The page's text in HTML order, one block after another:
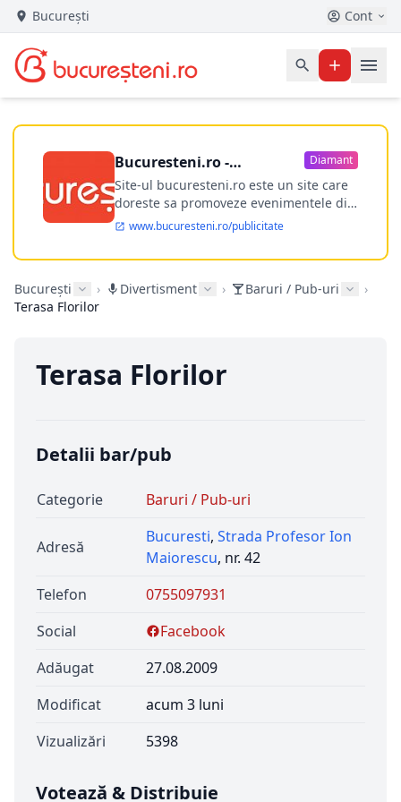
București Cont
Bucuresteni.ro -
publicitate online
Diamant
Site-ul bucuresteni.ro este un site care
doreste sa promoveze evenimentele din
Bucuresti si nu numai, sa puna la
dispozitia utilizatorului cea mai
performanta harta electronica a
ofere posibilitatea firmel...
www.bucuresteni.ro/publicitate
București › Divertisment › Baruri / Pub-uri
›
Terasa Florilor
Terasa Florilor
Detalii bar/pub
Categorie Baruri / Pub-uri
Adresă
Bucuresti, Strada Profesor Ion
Maiorescu, nr. 42
Telefon
0755097931
Social
Facebook
Adăugat
27.08.2009
Modificat
acum 3 luni
Vizualizări
5398
Votează & Distribuie